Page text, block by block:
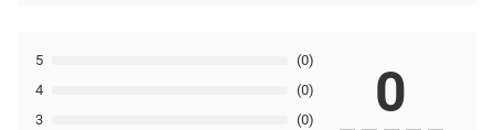
3 (0)
4 (0)
5 (0)
0